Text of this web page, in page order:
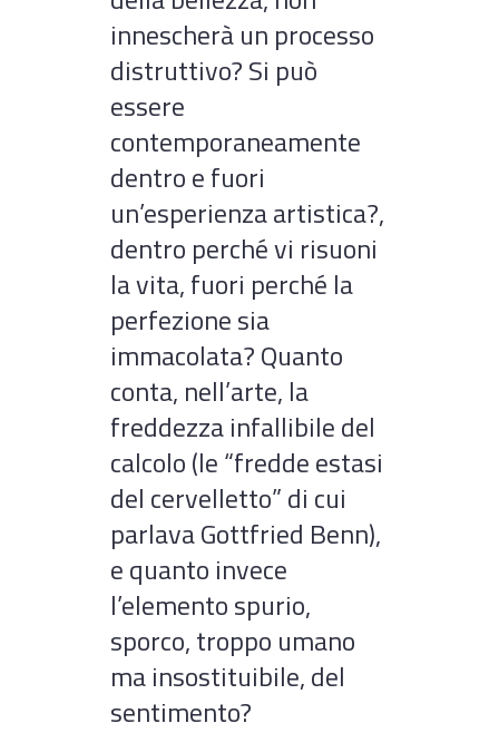
innescherà un processo
distruttivo? Si può
essere
contemporaneamente
dentro e fuori
un’esperienza artistica?,
dentro perché vi risuoni
la vita, fuori perché la
perfezione sia
immacolata? Quanto
conta, nell’arte, la
freddezza infallibile del
calcolo (le “fredde estasi
del cervelletto” di cui
parlava Gottfried Benn),
e quanto invece
l’elemento spurio,
sporco, troppo umano
ma insostituibile, del
sentimento?